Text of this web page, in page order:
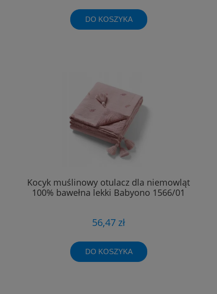
DO KOSZYKA
Kocyk muślinowy otulacz dla niemowląt
100% bawełna lekki Babyono 1566/01
56,47 zł
DO KOSZYKA